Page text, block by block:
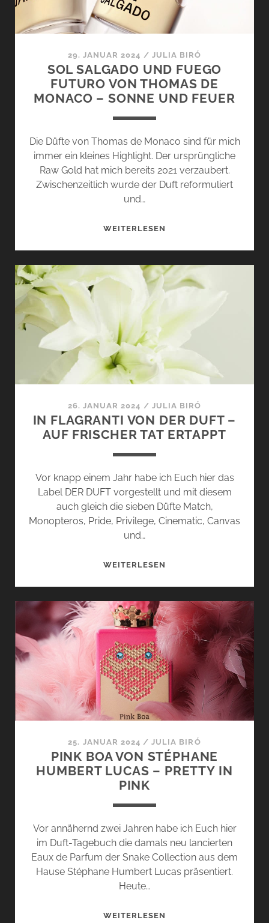
VALENTINSTAG
29. JANUAR 2024 / JULIA BIRÓ
SOL SALGADO UND FUEGO
FUTURO VON THOMAS DE
MONACO – SONNE UND FEUER
Die Düfte von Thomas de Monaco sind für mich
immer ein kleines Highlight. Der ursprüngliche
Raw Gold hat mich bereits 2021 verzaubert.
Zwischenzeitlich wurde der Duft reformuliert
und…
WEITERLESEN
FUEGO
FUTURO
THOMAS
MONACO
–
SONNE
UND
26. JANUAR 2024 / JULIA BIRÓ
IN FLAGRANTI VON DER DUFT –
AUF FRISCHER TAT ERTAPPT
Vor knapp einem Jahr habe ich Euch hier das
Label DER DUFT vorgestellt und mit diesem
auch gleich die sieben Düfte Match,
Monopteros, Pride, Privilege, Cinematic, Canvas
und…
WEITERLESEN
DER
DUFT
–
AUF
FRISCHER
ERTAPPT
25. JANUAR 2024 /JULIA BIRÓ
PINK BOA VON STÉPHANE
HUMBERT LUCAS – PRETTY IN
PINK
Vor annähernd zwei Jahren habe ich Euch hier
im Duft-Tagebuch die damals neu lancierten
Eaux de Parfum der Snake Collection aus dem
Hause Stéphane Humbert Lucas präsentiert.
Heute…
WEITERLESEN